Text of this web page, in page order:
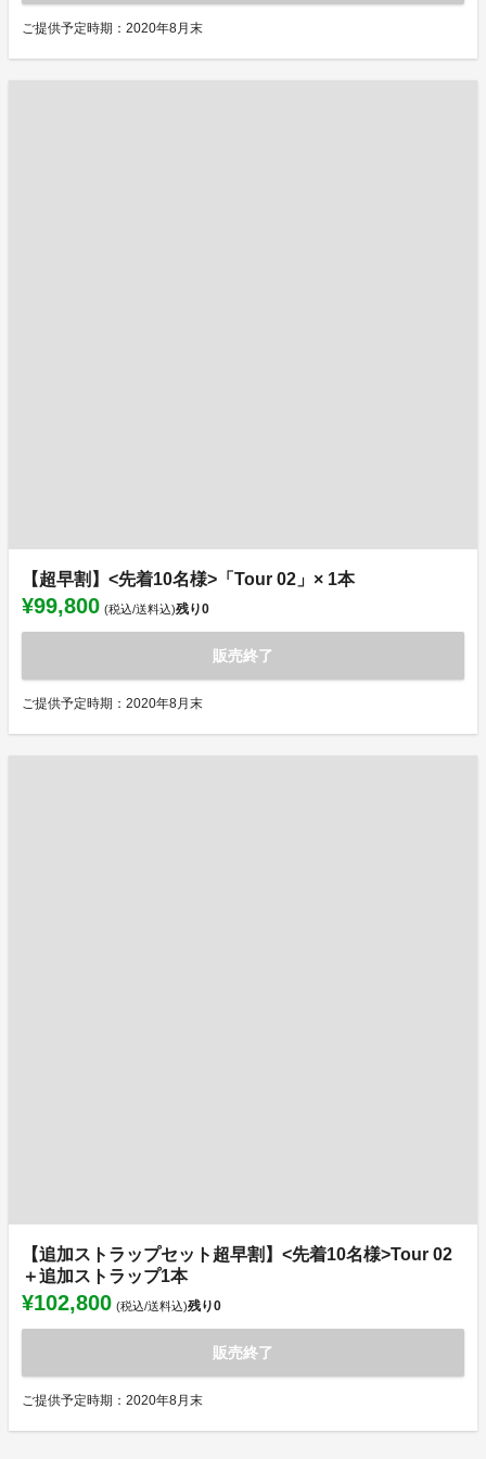
ご提供予定時期：2020年8月末
【超早割】<先着10名様>「Tour 02」× 1本
¥99,800 (税込/送料込)残り0
販売終了
ご提供予定時期：2020年8月末
【追加ストラップセット超早割】<先着10名様>Tour 02
＋追加ストラップ1本
¥102,800 (税込/送料込)残り0
販売終了
ご提供予定時期：2020年8月末